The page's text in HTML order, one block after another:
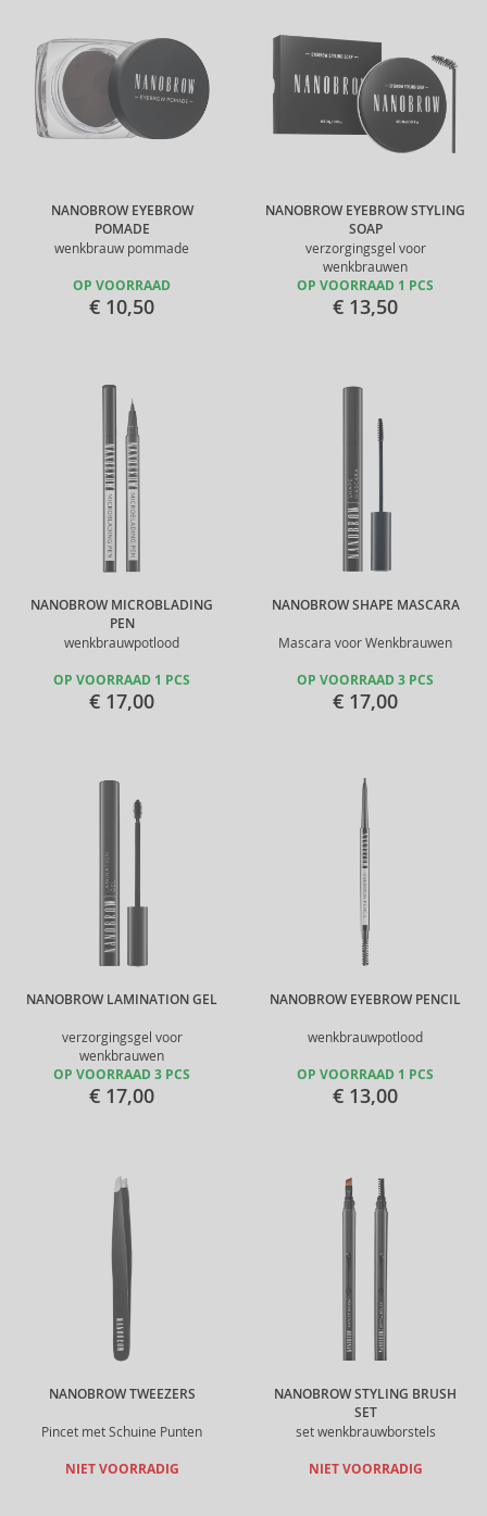
NANOBROW EYEBROW
POMADE
wenkbrauw pommade
OP VOORRAAD
€ 10,50
NANOBROW EYEBROW STYLING
SOAP
verzorgingsgel voor
wenkbrauwen
OP VOORRAAD 1 PCS
€ 13,50
NANOBROW MICROBLADING
PEN
wenkbrauwpotlood
OP VOORRAAD 1 PCS
€ 17,00
NANOBROW SHAPE MASCARA
Mascara voor Wenkbrauwen
OP VOORRAAD 3 PCS
€ 17,00
NANOBROW LAMINATION GEL
verzorgingsgel voor
wenkbrauwen
OP VOORRAAD 3 PCS
€ 17,00
NANOBROW EYEBROW PENCIL
wenkbrauwpotlood
OP VOORRAAD 1 PCS
€ 13,00
NANOBROW TWEEZERS
Pincet met Schuine Punten
NIET VOORRADIG
NANOBROW STYLING BRUSH
SET
set wenkbrauwborstels
NIET VOORRADIG